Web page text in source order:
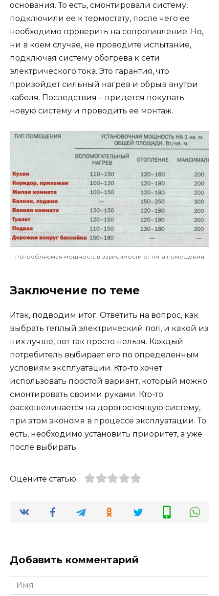
основания. То есть, смонтировали систему,
подключили ее к термостату, после чего ее
необходимо проверить на сопротивление. Но,
ни в коем случае, не проводите испытание,
подключая систему обогрева к сети
электрического тока. Это гарантия, что
произойдет сильный нагрев и обрыв внутри
кабеля. Последствия – придется покупать
новую систему и проводить ее монтаж.
Потребляемая мощность в зависимости от типа помещения
Заключение по теме
Итак, подводим итог. Ответить на вопрос, как
выбрать теплый электрический пол, и какой из
них лучше, вот так просто нельзя. Каждый
потребитель выбирает его по определенным
условиям эксплуатации. Кто-то хочет
использовать простой вариант, который можно
смонтировать своими руками. Кто-то
раскошеливается на дорогостоящую систему,
при этом экономя в процессе эксплуатации. То
есть, необходимо установить приоритет, а уже
после выбирать.
Оцените статью
Добавить комментарий
Имя